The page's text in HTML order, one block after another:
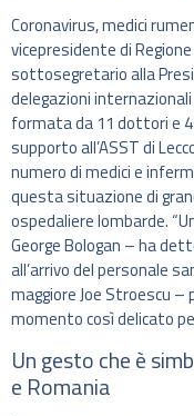
Coronavirus, medici
vicepresidente di
sottosegretario alla
delegazioni internazionali
formata da 11 dottori e
supporto all’ASST di
numero di medici e
questa situazione di
ospedaliere lombarde.
George Bologan – ha
all’arrivo del personale
maggiore Joe Stroescu
momento così delicato
Un gesto che è
e Romania